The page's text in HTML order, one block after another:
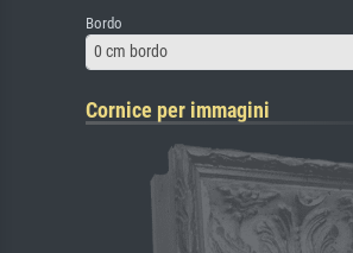
Bordo
0 cm bordo
Cornice per immagini